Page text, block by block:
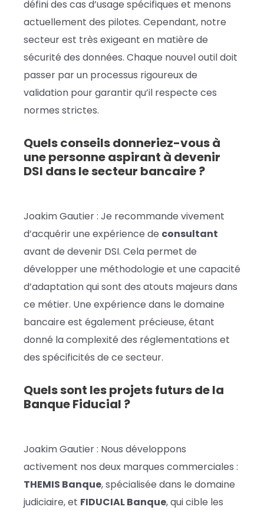
défini des cas d’usage spécifiques et menons
actuellement des pilotes. Cependant, notre
secteur est très exigeant en matière de
sécurité des données. Chaque nouvel outil doit
passer par un processus rigoureux de
validation pour garantir qu’il respecte ces
normes strictes.
Quels conseils donneriez-vous à
une personne aspirant à devenir
DSI dans le secteur bancaire ?
Joakim Gautier : Je recommande vivement
d’acquérir une expérience de consultant
avant de devenir DSI. Cela permet de
développer une méthodologie et une capacité
d’adaptation qui sont des atouts majeurs dans
ce métier. Une expérience dans le domaine
bancaire est également précieuse, étant
donné la complexité des réglementations et
des spécificités de ce secteur.
Quels sont les projets futurs de la
Banque Fiducial ?
Joakim Gautier : Nous développons
activement nos deux marques commerciales :
THEMIS Banque, spécialisée dans le domaine
judiciaire, et FIDUCIAL Banque, qui cible les